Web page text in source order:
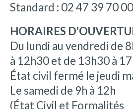
Standard : 02 47 39 70 00
HORAIRES
Du lundi au vendredi de
à 12h30 et de 13h30 à
État civil fermé le jeudi
Le samedi de 9h à 12h
(État Civil et Formalités